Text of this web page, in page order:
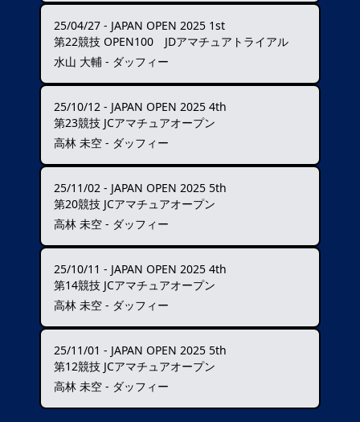
25/04/27 - JAPAN OPEN 2025 1st
第22競技 OPEN100 JDアマチュアトライアル
水山 大輔 - ダッフィー
25/10/12 - JAPAN OPEN 2025 4th
第23競技 JCアマチュアオープン
高林 未空 - ダッフィー
25/11/02 - JAPAN OPEN 2025 5th
第20競技 JCアマチュアオープン
高林 未空 - ダッフィー
25/10/11 - JAPAN OPEN 2025 4th
第14競技 JCアマチュアオープン
高林 未空 - ダッフィー
25/11/01 - JAPAN OPEN 2025 5th
第12競技 JCアマチュアオープン
高林 未空 - ダッフィー